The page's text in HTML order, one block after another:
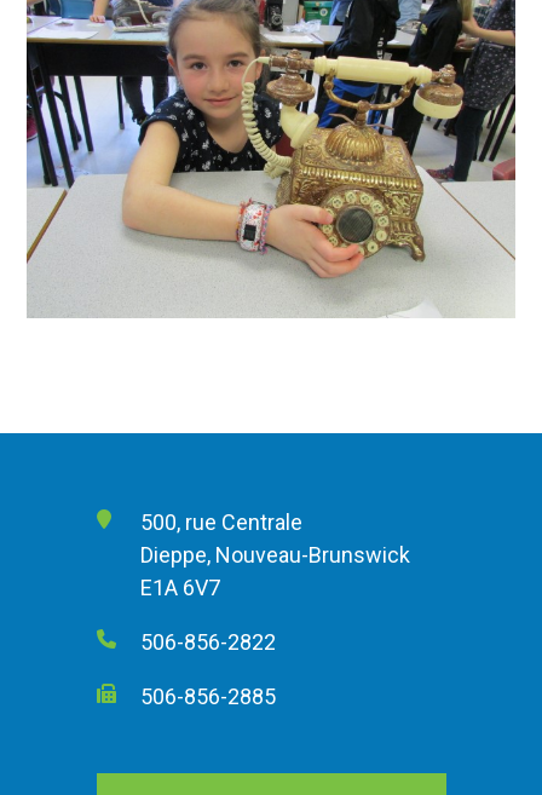
500, rue Centrale
Dieppe, Nouveau-Brunswick
E1A 6V7
506-856-2822
506-856-2885